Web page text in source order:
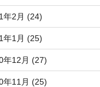
年2月 (24)
年1月 (25)
年12月 (27)
年11月 (25)